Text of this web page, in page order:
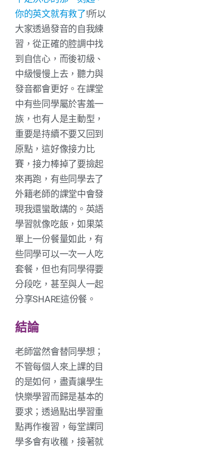
你的英文就有救了!所以
大家透過發音的自我練
習，從正確的腔調中找
到自信心，而後初級、
中級慢慢上去，聽力與
發音都會更好。在課堂
中有些同學屬於害羞一
族，也有人是主動型，
重要是持續不要又回到
原點，這好像接力比
賽，接力棒掉了要撿起
來再跑，有些同學去了
外籍老師的課堂中會發
現我還蠻敢講的。英語
學習就像吃飯，如果菜
單上一份餐量如此，有
些同學可以一次一人吃
套餐，但也有同學得要
分段吃，甚至與人一起
分享SHARE這份餐。
結論
老師當然會替同學想；
不管每個人來上課的目
的是如何，盡責讓學生
快樂學習而歸是基本的
要求；透過點出學習重
點再作複習，每堂課同
學多會有收穫，接著就